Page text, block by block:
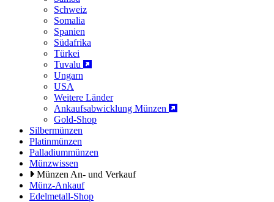
Schweiz
Somalia
Spanien
Südafrika
Türkei
Tuvalu
Ungarn
USA
Weitere Länder
Ankaufsabwicklung Münzen
Gold-Shop
Silbermünzen
Platinmünzen
Palladiummünzen
Münzwissen
Münzen An- und Verkauf
Münz-Ankauf
Edelmetall-Shop